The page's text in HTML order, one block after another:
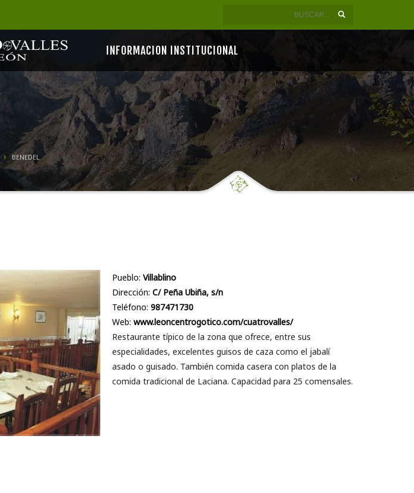
INFORMACION INSTITUCIONAL
BENEDEL
Pueblo: Villablino
Dirección: C/ Peña Ubiña, s/n
Teléfono: 987471730
Web: www.leoncentrogotico.com/cuatrovalles/
Restaurante típico de la zona que ofrece, entre sus
especialidades, excelentes guisos de caza como el jabalí
asado o guisado. También comida casera con platos de la
comida tradicional de Laciana. Capacidad para 25 comensales.